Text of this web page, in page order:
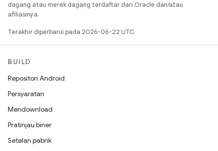
dagang atau merek dagang terdaftar dari Oracle dan/atau
afiliasinya.
Terakhir diperbarui pada 2026-06-22 UTC.
BUILD
Repositori Android
Persyaratan
Mendownload
Pratinjau biner
Setelan pabrik